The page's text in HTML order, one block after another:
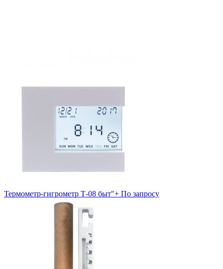
Термометр-гигрометр Т-08 быт"+ По запросу